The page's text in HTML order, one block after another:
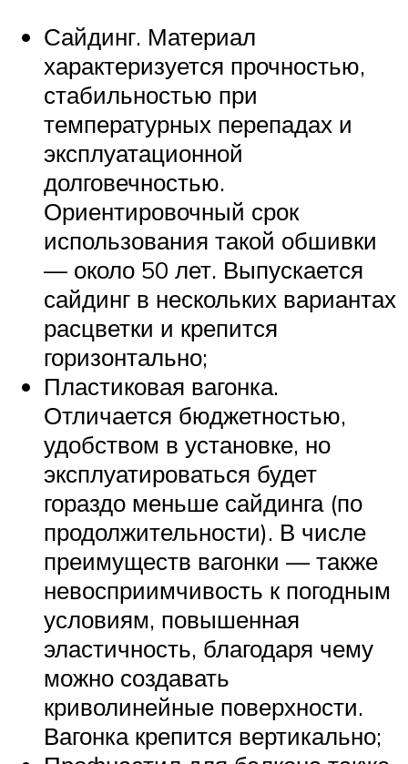
Сайдинг. Материал
характеризуется прочностью,
стабильностью при
температурных перепадах и
эксплуатационной
долговечностью.
Ориентировочный срок
использования такой обшивки
— около 50 лет. Выпускается
сайдинг в нескольких вариантах
расцветки и крепится
горизонтально;
Пластиковая вагонка.
Отличается бюджетностью,
удобством в установке, но
эксплуатироваться будет
гораздо меньше сайдинга (по
продолжительности). В числе
преимуществ вагонки — также
невосприимчивость к погодным
условиям, повышенная
эластичность, благодаря чему
можно создавать
криволинейные поверхности.
Вагонка крепится вертикально;